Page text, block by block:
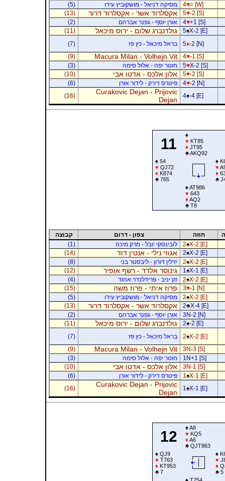
4♥= [W] מסיקה דניאל - מושקוביץ עידו
(5)
5♥-2 [S] אקסלרוד אשר - אקסלרוד דרור
(13)
4♥+1 [S] אורן יוסף - גפנר אברהם
(2)
5♠X-2 [E] גולדנברג שלום - ירוס מיכאל
(11)
5♦-2 [N] בראל מיכאל - כץ פז
(7)
4♥-1 [S]
Macura Milan - Volhejn Vit
(9)
5♥X-2 [S] חוטר יפה - אלול סימה
(3)
5♥-2 [S] אלון אלכס - אדטו אבי
(10)
4♥-2 [N] פיטרס דירק - לידור אורן
(6)
4♠-4 [E]
Curakovic Dejan - Prijovic
Dejan
(16)
11
♠
♥ KT85
♦ JT95
♣AKQ92
♠54
♥ QJ72
♦ K874
♣765
♠
♥
♦
♣
♠AT986
♥ 643
♦ AQ2
♣T8
חוזה צפון - דרום
קבוצה
2♠X-2 [E] לובינסקי יובל - מרק מיכה
(1)
2♠X-2 [E] אגוזי נילי - אנטין דוד
(14)
2♠X-2 [E] ידלין דורון - ליבסטר בני
(8)
1 ♠X-1 [E] גינוסר אלדד - רשף אופיר
(12)
2♠X-2 [E] זק יניב - פרידלנדר אהוד
(4)
3♥-1 [N] פרוז איתי - פרוז משה
(15)
2♠X-2 [E] מסיקה דניאל - מושקוביץ עידו
(5)
2♣X-4 [E] אקסלרוד אשר - אקסלרוד דרור
(13)
3N-2 [N]
אורן יוסף - גפנר אברהם
(2)
2♠-2 [E] גולדנברג שלום - ירוס מיכאל
(11)
2♠X-2 [E] בראל מיכאל - כץ פז
(7)
3N-3 [S]
Macura Milan - Volhejn Vit
(9)
1N+1 [S]
חוטר יפה - אלול סימה
(3)
3N-1 [S]
אלון אלכס - אדטו אבי
(10)
1 ♠X-1 [E] פיטרס דירק - לידור אורן
(6)
1 ♠X-1 [E]
Curakovic Dejan - Prijovic
Dejan
(16)
12
♠A8
♥ KQ5
♦ A6
♣QJT863
♠QJ9
♥ T763
♦ KT953
♣7
♠
♥
♦
♣5